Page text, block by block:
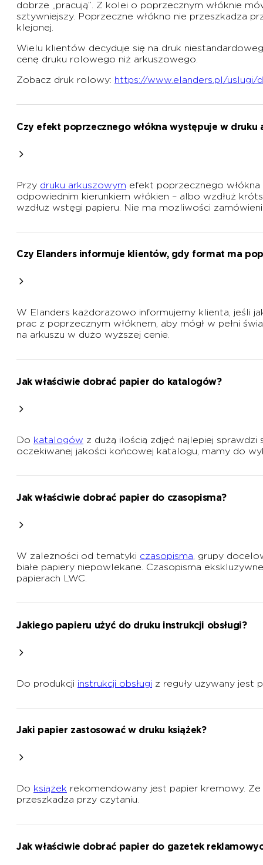
dobrze „pracują”. Z kolei o poprzecznym włóknie
sztywniejszy. Poprzeczne włókno nie przeszkadza
klejonej.
Wielu klientów decyduje się na druk
cenę druku rolowego niż arkuszowego.
Zobacz druk rolowy: https://www.elanders.pl/uslugi/
Czy efekt poprzecznego włókna występuje w druku
Przy druku arkuszowym efekt poprzecznego włókna
odpowiednim kierunkiem włókien – albo wzdłuż
wzdłuż wstęgi papieru. Nie ma możliwości
Czy Elanders informuje klientów, gdy format ma
W Elanders każdorazowo informujemy klienta, jeśli
prac z poprzecznym włóknem, aby mógł w pełni
na arkuszu w dużo wyższej cenie.
Jak właściwie dobrać papier do katalogów?
Do katalogów z dużą ilością zdjęć najlepiej
oczekiwanej jakości końcowej katalogu, mamy do
Jak właściwie dobrać papier do czasopisma?
W zależności od tematyki czasopisma , grupy
białe papiery niepowlekane. Czasopisma
papierach LWC.
Jakiego papieru użyć do druku instrukcji obsługi?
Do produkcji instrukcji obsługi z reguły używany jest
Jaki papier zastosować w druku książek?
Do książek rekomendowany jest papier kremowy.
przeszkadza przy czytaniu.
Jak właściwie dobrać papier do gazetek